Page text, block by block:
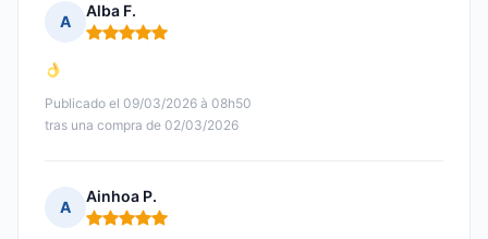
A
Alba F.
Nota: 5 de 5
Publicado el 09/03/2026 à 08h50
tras una compra de 02/03/2026
A
Ainhoa P.
Nota: 5 de 5